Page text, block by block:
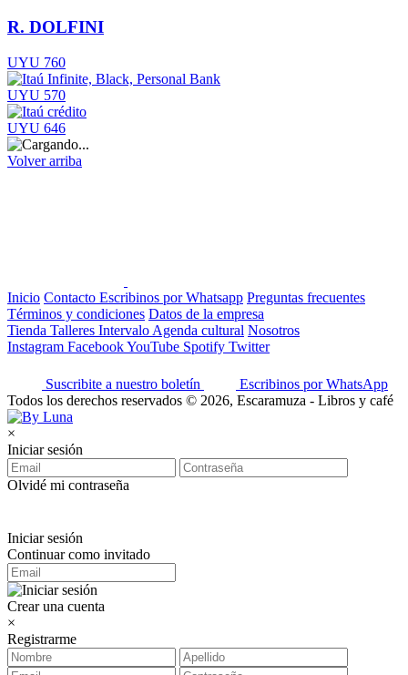
R. DOLFINI
UYU 760
UYU 570
UYU 646
Volver arriba
Inicio Contacto Escribinos por Whatsapp Preguntas frecuentes
Términos y condiciones Datos de la empresa
Tienda Talleres Intervalo Agenda cultural Nosotros
Instagram FacebookYouTube Spotify Twitter
Suscribite a nuestro boletín
Escribinos por WhatsApp
Todos los derechos reservados © 2026, Escaramuza - Libros y café
×
Iniciar sesión
Olvidé mi contraseña
Iniciar sesión
Continuar como invitado
Crear una cuenta
×
Registrarme